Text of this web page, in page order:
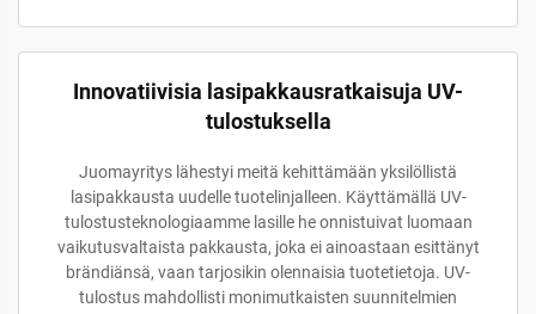
Innovatiivisia lasipakkausratkaisuja UV-
tulostuksella
Juomayritys lähestyi meitä kehittämään yksilöllistä
lasipakkausta uudelle tuotelinjalleen. Käyttämällä UV-
tulostusteknologiaamme lasille he onnistuivat luomaan
vaikutusvaltaista pakkausta, joka ei ainoastaan esittänyt
brändiänsä, vaan tarjosikin olennaisia tuotetietoja. UV-
tulostus mahdollisti monimutkaisten suunnitelmien